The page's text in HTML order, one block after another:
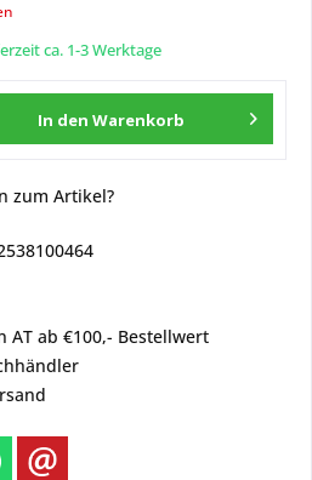
ca. 1-3 Werktage
In den Warenkorb
zum Artikel?
AT ab €100,- Bestellwert